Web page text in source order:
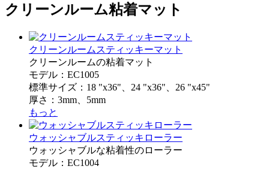
クリーンルーム粘着マット
クリーンルームスティッキーマット
クリーンルームの粘着マット
モデル：EC1005
標準サイズ：18 "x36"、24 "x36"、26 "x45"
厚さ：3mm、5mm
もっと
ウォッシャブルスティッキローラー
ウォッシャブルな粘着性のローラー
モデル：EC1004